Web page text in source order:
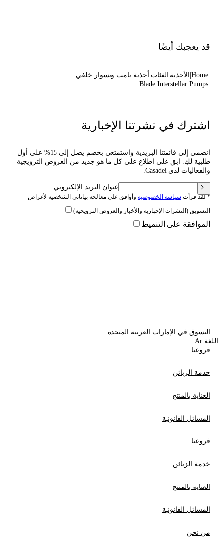
قد يعجبك أيضًا
Home الأحذية الفئات أحذية بامب وبسوار خلفي
Blade Interstellar Pumps
اشترك في نشرتنا الإخبارية
انضمي إلى قائمتنا البريدية واستمتعي بخصم يصل إلى 15% على أول
طلبية لكِ. ابق على اطلاع على كل ما هو جديد من العروض الترويجية
والفعاليات لدى Casadei.
عنوان البريد الإلكتروني
* لقد قرأت سياسة الخصوصية وأوافق على معالجة بياناتي الشخصية لأغراض
التسويق (النشرات الإخبارية والأخبار والعروض الترويجية)
الموافقة على التنميط
التسوق في: الإمارات العربية المتحدة
اللغة:Ar
فروعنا
خدمة الزبائن
العناية بالمنتج
المسائل القانونية
فروعنا
خدمة الزبائن
العناية بالمنتج
المسائل القانونية
من نحن